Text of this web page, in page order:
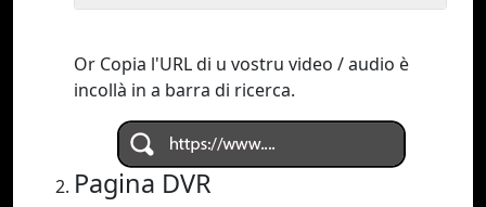
Or Copia l'URL di u vostru video / audio è
incollà in a barra di ricerca.
Pagina DVR